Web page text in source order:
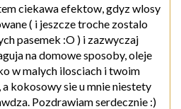
ciekawa efektow, gdyz wlosy
( i jeszcze troche zostalo
pasemek :O ) i zazwyczaj
na domowe sposoby, oleje
w malych ilosciach i twoim
kokosowy sie u mnie niestety
Pozdrawiam serdecznie :)